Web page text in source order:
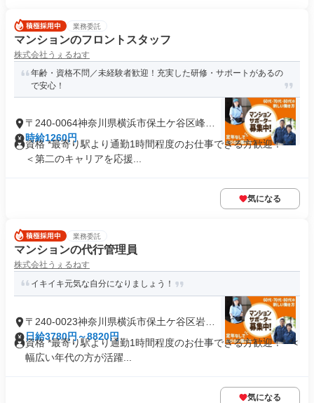
業務委託
マンションのフロントスタッフ
株式会社うぇるねす
年齢・資格不問／未経験者歓迎！充実した研修・サポートがあるの
で安心！
〒240-0064神奈川県横浜市保土ケ谷区峰岡
町
時給1260円
資格 *最寄り駅より通勤1時間程度のお仕事できる方歓迎！* *
＜第二のキャリアを応援...
気になる
業務委託
マンションの代行管理員
株式会社うぇるねす
イキイキ元気な自分になりましょう！
〒240-0023神奈川県横浜市保土ケ谷区岩井
町
日給3780円～8820円
資格 *最寄り駅より通勤1時間程度のお仕事できる方歓迎！* *<
幅広い年代の方が活躍...
気になる